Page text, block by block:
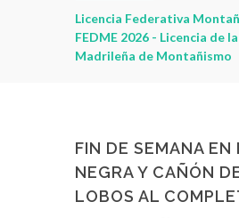
Licencia Federativa
FEDME 2026 - Licencia de
Madrileña de Montañismo
FIN DE SEMANA EN
NEGRA Y CAÑÓN
LOBOS AL